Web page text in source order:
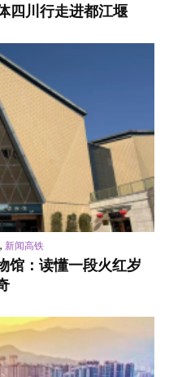
四川行走进都江堰
, 新闻高铁
馆：读懂一段火红岁